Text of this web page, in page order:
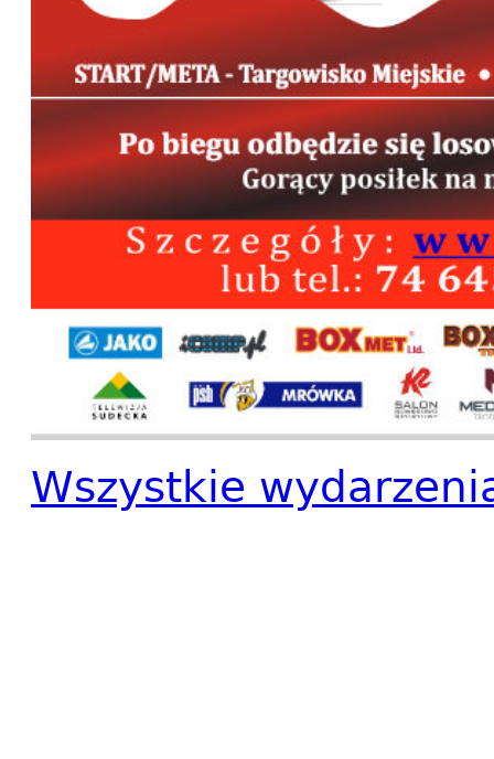
Wszystkie